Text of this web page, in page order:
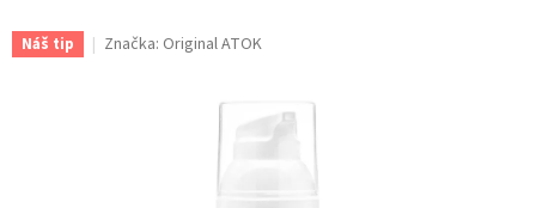
Náš tip Značka: Original ATOK